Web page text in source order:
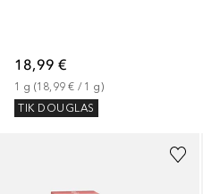
18,99 €
1 g (18,99 € / 1 g)
TIK DOUGLAS
+10